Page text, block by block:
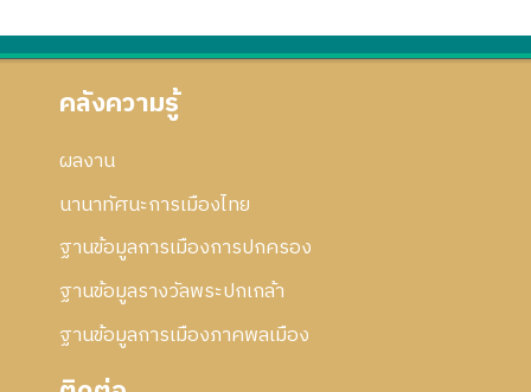
คลังความรู้
ผลงาน
นานาทัศนะการเมืองไทย
ฐานข้อมูลการเมืองการปกครอง
ฐานข้อมูลรางวัลพระปกเกล้า
ฐานข้อมูลการเมืองภาคพลเมือง